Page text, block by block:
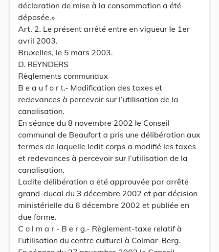
déclaration de mise à la consommation a été
déposée.»
Art. 2. Le présent arrêté entre en vigueur le 1er
avril 2003.
Bruxelles, le 5 mars 2003.
D. REYNDERS
Règlements communaux
B e a u f o r t.- Modification des taxes et
redevances à percevoir sur l’utilisation de la
canalisation.
En séance du 8 novembre 2002 le Conseil
communal de Beaufort a pris une délibération aux
termes de laquelle ledit corps a modifié les taxes
et redevances à percevoir sur l’utilisation de la
canalisation.
Ladite délibération a été approuvée par arrêté
grand-ducal du 3 décembre 2002 et par décision
ministérielle du 6 décembre 2002 et publiée en
due forme.
C o l m a r - B e r g.- Règlement-taxe relatif à
l’utilisation du centre culturel à Colmar-Berg.